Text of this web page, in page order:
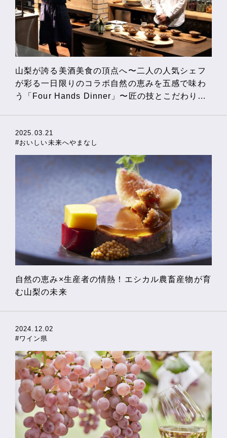
山梨が誇る美酒美食の頂点へ〜二人の人気シェフ
が彩る一日限りのコラボ自然の恵みを五感で味わ
う「Four Hands Dinner」〜匠の技とこだわりに
2025.03.21
#おいしい未来へやまなし
自然の恵み×生産者の情熱！エシカル農畜産物が育
む山梨の未来
2024.12.02
#ワイン県